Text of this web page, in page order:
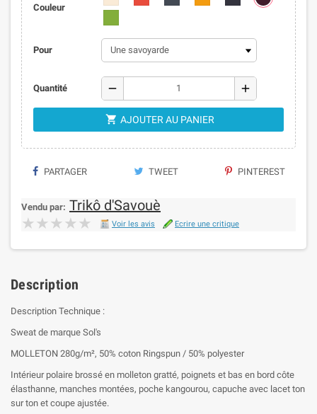
Couleur
Pour
Quantité remove add
 AJOUTER AU PANIER
PARTAGER TWEET PINTEREST
Vendu par: Trikô d'Savouè
★★★★★
★★★★★ Voir les avis Ecrire une critique
Description
Description Technique :
Sweat de marque Sol's
MOLLETON 280g/m², 50% coton Ringspun / 50% polyester
Intérieur polaire brossé en molleton gratté, poignets et bas en bord côte
élasthanne, manches montées, poche kangourou, capuche avec lacet ton
sur ton et coupe ajustée.